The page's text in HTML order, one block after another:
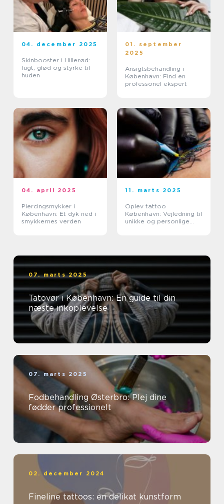
04. december 2025
Skinbooster i Hillerød:
fugt, glød og styrke til
huden
01. september
2025
Ansigtsbehandling i
København: Find en
professonel ekspert
04. april 2025
Piercingsmykker i
København: Et dyk ned i
smykkernes verden
11. marts 2025
Oplev tattoo
København: Vejledning til
unikke og personlige
07. marts 2025
Tatovør i København: En guide til din
næste inkoplevelse
07. marts 2025
Fodbehandling Østerbro: Plej dine
fødder professionelt
02. december 2024
Fineline tattoos: en delikat kunstform